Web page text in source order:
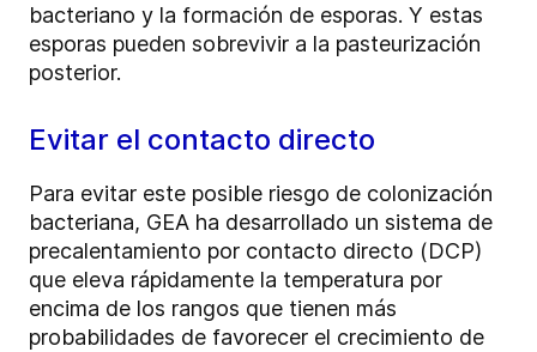
bacteriano y la formación de esporas. Y estas
esporas pueden sobrevivir a la pasteurización
posterior.
Evitar el contacto directo
Para evitar este posible riesgo de colonización
bacteriana, GEA ha desarrollado un sistema de
precalentamiento por contacto directo (DCP)
que eleva rápidamente la temperatura por
encima de los rangos que tienen más
probabilidades de favorecer el crecimiento de